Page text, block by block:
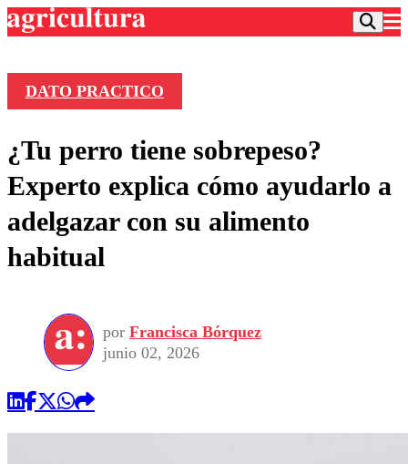
Frecuencias
Agricultura TV
Deportes
Colo Colo
Torneo Internacional
Torneo Nacional
Entretención
Internacional
Nacional
Vida Social
Programas
Comercial
DATO PRACTICO
¿Tu perro tiene sobrepeso?
Experto explica cómo ayudarlo a
adelgazar con su alimento
habitual
por Francisca Bórquez
junio 02, 2026